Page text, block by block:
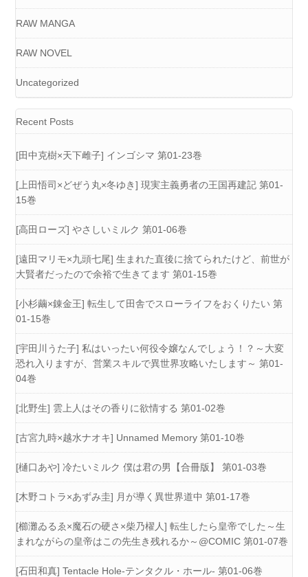
RAW MANGA
RAW NOVEL
Uncategorized
Recent Posts
[田中克樹×天下雌子] インゴシマ 第01-23巻
[上田悟司×どぜう丸×冬ゆき] 現実主義勇者の王国再建記 第01-
15巻
[高田ローズ] やさしいミルク 第01-06巻
[遠田マリモ×九頭七尾] 生まれた直後に捨てられたけど、前世が
大賢者だったので余裕で生きてます 第01-15巻
[小杉繭×錬金王] 転生して田舎でスローライフをおくりたい 第
01-15巻
[宇田川うた子] 私はいったい何役令嬢なんでしょう！？～大変
恐れ入りますが、営業スキルで異世界攻略いたします～ 第01-
04巻
[北野生] 雲上人はその香りに欲情する 第01-02巻
[古宮九時×越水ナオキ] Unnamed Memory 第01-10巻
[樋口あや] 冷たいミルク 僕は君の男【合冊版】 第01-03巻
[木野コトラ×あずみ圭] 月が導く異世界道中 第01-17巻
[櫛灘ゐるゑ×魔石の硬さ×柴乃櫂人] 転生したら皇帝でした～生
まれながらの皇帝はこの先生き残れるか～@COMIC 第01-07巻
[石田和真] Tentacle Hole-テンタクル・ホール- 第01-06巻